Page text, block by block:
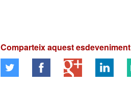
Comparteix aquest esdeveniment